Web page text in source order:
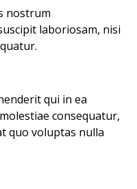
nostrum
laboriosam, nisi
qui in ea
consequatur,
quo voluptas nulla